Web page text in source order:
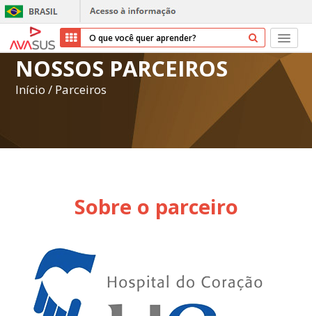
Início
Parceiros
Transparência
Ajuda
Entrar
NOSSOS PARCEIROS
Início / Parceiros
Sobre o parceiro